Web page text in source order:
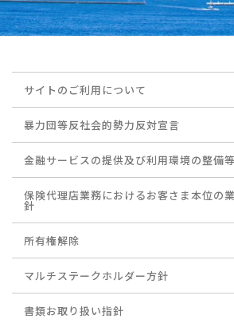
サイトのご利用について
暴力団等反社会的勢力反対宣言
金融サービスの提供及び利用環境の整備
保険代理店業務におけるお客さま本位の
針
所有権解除
マルチステークホルダー方針
書類お取り扱い指針